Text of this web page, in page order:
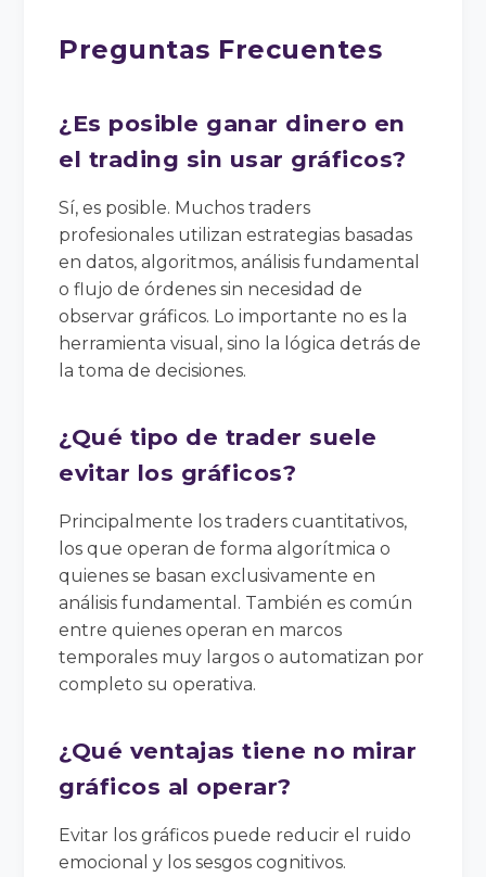
Preguntas Frecuentes
¿Es posible ganar dinero en
el trading sin usar gráficos?
Sí, es posible. Muchos traders
profesionales utilizan estrategias basadas
en datos, algoritmos, análisis fundamental
o flujo de órdenes sin necesidad de
observar gráficos. Lo importante no es la
herramienta visual, sino la lógica detrás de
la toma de decisiones.
¿Qué tipo de trader suele
evitar los gráficos?
Principalmente los traders cuantitativos,
los que operan de forma algorítmica o
quienes se basan exclusivamente en
análisis fundamental. También es común
entre quienes operan en marcos
temporales muy largos o automatizan por
completo su operativa.
¿Qué ventajas tiene no mirar
gráficos al operar?
Evitar los gráficos puede reducir el ruido
emocional y los sesgos cognitivos.